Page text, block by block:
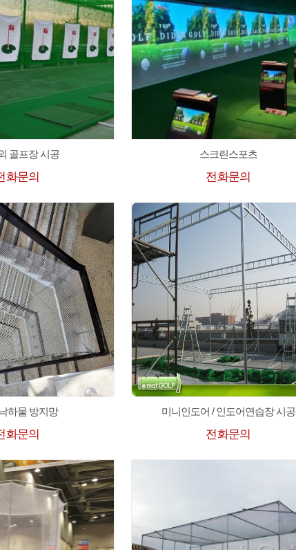
골프장 시공
화문의
스크린스포츠
전화문의
하물 방지망
화문의
미니인도어 / 인도어연습장 시공
전화문의